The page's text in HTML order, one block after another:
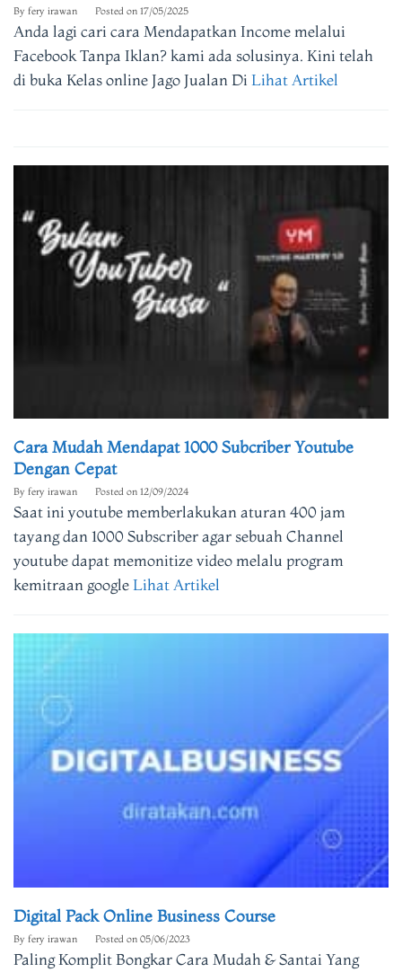
By fery irawan Posted on 17/05/2025
Anda lagi cari cara Mendapatkan Income melalui
Facebook Tanpa Iklan? kami ada solusinya. Kini telah
di buka Kelas online Jago Jualan Di Lihat Artikel
Cara Mudah Mendapat 1000 Subcriber Youtube
Dengan Cepat
By fery irawan Posted on 12/09/2024
Saat ini youtube memberlakukan aturan 400 jam
tayang dan 1000 Subscriber agar sebuah Channel
youtube dapat memonitize video melalu program
kemitraan googleLihat Artikel
Digital Pack Online Business Course
By fery irawan Posted on 05/06/2023
Paling Komplit Bongkar Cara Mudah & Santai Yang